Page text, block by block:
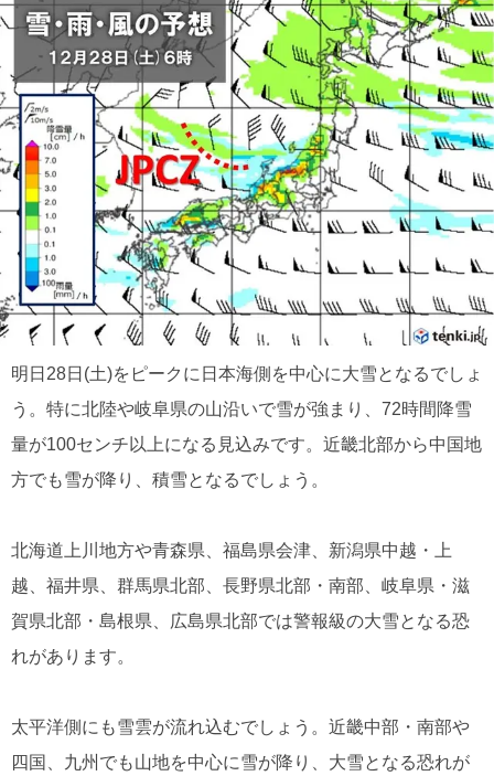
明日28日(土)をピークに日本海側を中心に大雪となるでしょ
う。特に北陸や岐阜県の山沿いで雪が強まり、72時間降雪
量が100センチ以上になる見込みです。近畿北部から中国地
方でも雪が降り、積雪となるでしょう。
北海道上川地方や青森県、福島県会津、新潟県中越・上
越、福井県、群馬県北部、長野県北部・南部、岐阜県・滋
賀県北部・島根県、広島県北部では警報級の大雪となる恐
れがあります。
太平洋側にも雪雲が流れ込むでしょう。近畿中部・南部や
四国、九州でも山地を中心に雪が降り、大雪となる恐れが